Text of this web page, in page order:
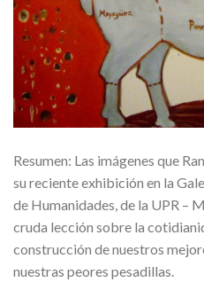
Resumen: Las imágenes que
su reciente exhibición en la
de Humanidades, de la UPR –
cruda lección sobre la
construcción de nuestros
nuestras peores pesadillas.